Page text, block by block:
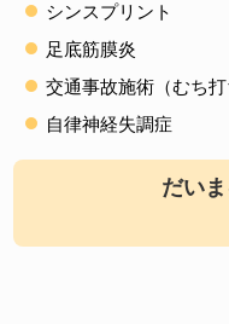
シンスプリント
足底筋膜炎
交通事故施術（むち打
自律神経失調症
だい